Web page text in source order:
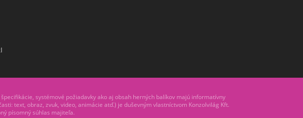
systémové požiadavky ako aj obsah herných balíkov majú informatívny
text, obraz, zvuk, video, animácie atď.) je duševným vlastníctvom Konzolvilág Kft.
písomný súhlas majiteľa.